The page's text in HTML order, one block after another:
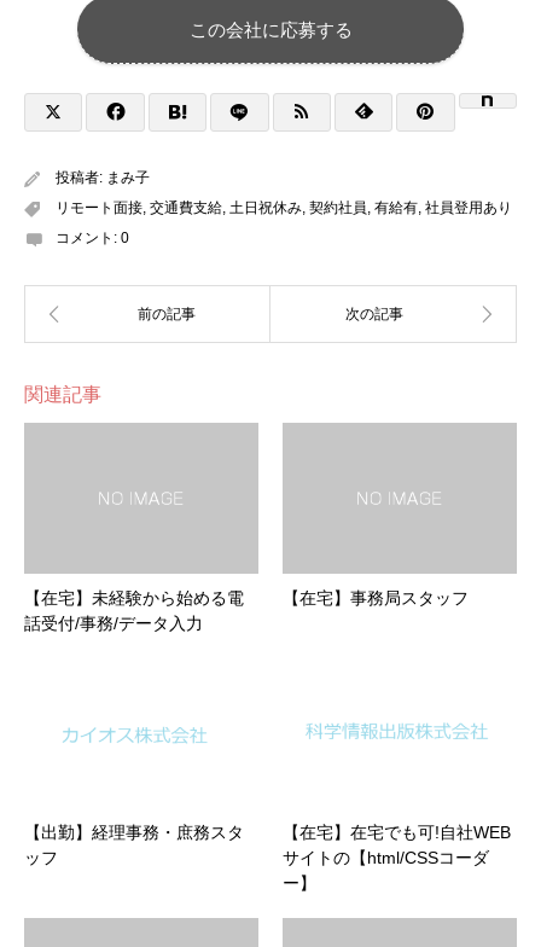
この会社に応募する
投稿者: まみ子
リモート面接, 交通費支給, 土日祝休み, 契約社員, 有給有, 社員登用あり
コメント: 0
関連記事
【在宅】未経験から始める電
話受付/事務/データ入力
【在宅】事務局スタッフ
【出勤】経理事務・庶務スタ
ッフ
【在宅】在宅でも可!自社WEB
サイトの【html/CSSコーダ
ー】